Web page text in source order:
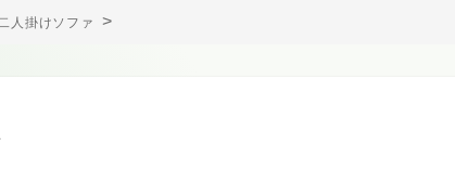
人掛けソファ